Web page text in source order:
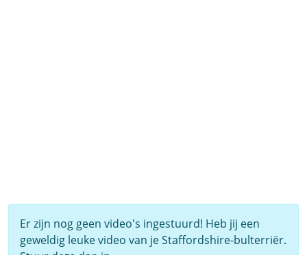
Er zijn nog geen video's ingestuurd! Heb jij een
geweldig leuke video van je Staffordshire-bulterriër.